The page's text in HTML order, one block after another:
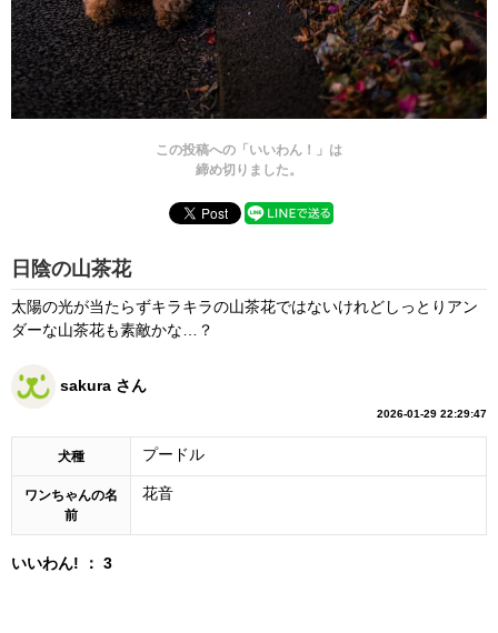
この投稿への「いいわん！」は
締め切りました。
日陰の山茶花
太陽の光が当たらずキラキラの山茶花ではないけれどしっとりアン
ダーな山茶花も素敵かな…？
sakura さん
2026-01-29 22:29:47
犬種 プードル
ワンちゃんの名
前
花音
いいわん! ： 3